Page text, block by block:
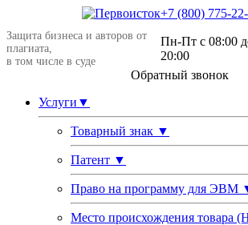
+7 (800) 775-22-
Защита бизнеса и авторов от
плагиата,
в том числе в суде
Пн-Пт c 08:00
20:00
Обратный звонок
Услуги ▼
Товарный знак ▼
Патент ▼
Право на программу для ЭВМ
Место происхождения товара